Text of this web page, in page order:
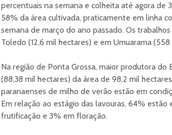
percentuais na semana e colheita até agora de
58% da área cultivada, praticamente em linha
semana de março do ano passado. Os
Toledo (12,6 mil hectares) e em Umuarama (558
Na região de Ponta Grossa, maior produtora
(88,38 mil hectares) da área de 98,2 mil
paranaenses de milho de verão estão em
Em relação ao estágio das lavouras, 64%
frutificação e 3% em floração.